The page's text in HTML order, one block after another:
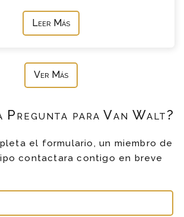
Leer Más
Ver Más
Pregunta para Van Walt?
el formulario, un miembro de
contactara contigo en breve